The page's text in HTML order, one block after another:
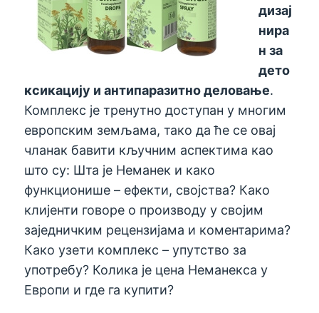
дизај
нира
н за
дето
ксикацију и антипаразитно деловање.
Комплекс је тренутно доступан у многим
европским земљама, тако да ће се овај
чланак бавити кључним аспектима као
што су: Шта је Неманек и како
функционише – ефекти, својства? Како
клијенти говоре о производу у својим
заједничким рецензијама и коментарима?
Како узети комплекс – упутство за
употребу? Колика је цена Неманекса у
Европи и где га купити?